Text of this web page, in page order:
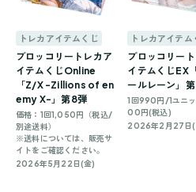
トレカアイテムくじ
ブロッコリートレカア
イテムくじOnline
「Z/X -Zillions of en
emy X-」第8弾
価格：1回1,050円（税込/
別途送料）
※送料については、販売サ
イトをご確認ください。
2026年5月22日(金)
トレカアイテム
ブロッコリー
イテムくじEX
ールレーン」
1回990円/1ユニ
00円(税込)
2026年2月27日(